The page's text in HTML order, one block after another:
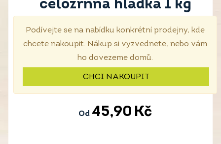
celozrnná hladká 1 kg
Podívejte se na nabídku konkrétní prodejny, kde
chcete nakoupit. Nákup si vyzvednete, nebo vám
ho dovezeme domů.
CHCI NAKOUPIT
Od 45,90 Kč